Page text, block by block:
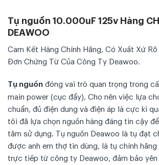
Tụ nguồn 10.000uF 125v Hàng
DEAWOO
Cam Kết Hàng Chính Hãng, Có Xuất Xứ
Đơn Chứng Từ Của Công Ty Deawoo.
Tụ nguồn đóng vai trò quan trọng trong
main power (cục đẩy), Cho nên việc lựa
chuẩn, đủ điện dung và điện áp là cực kì
tôi đã lựa chọn nguồn hàng đáng tin cậy
tâm sử dụng. Tụ nguồn Deawoo là tụ đạt
được anh em thợ tin dùng, là tụ chính
trực tiếp từ công ty Deawoo, đảm bảo